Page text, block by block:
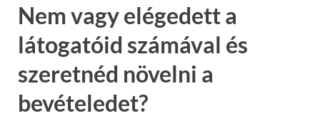
Nem vagy elégedett a
látogatóid számával és
szeretnéd növelni a
bevételedet?